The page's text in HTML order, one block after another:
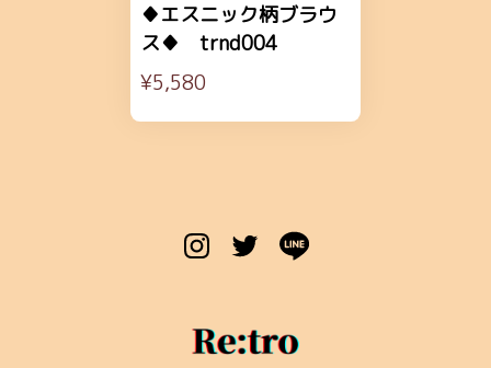
♦エスニック柄ブラウ
ス♦ trnd004
¥5,580